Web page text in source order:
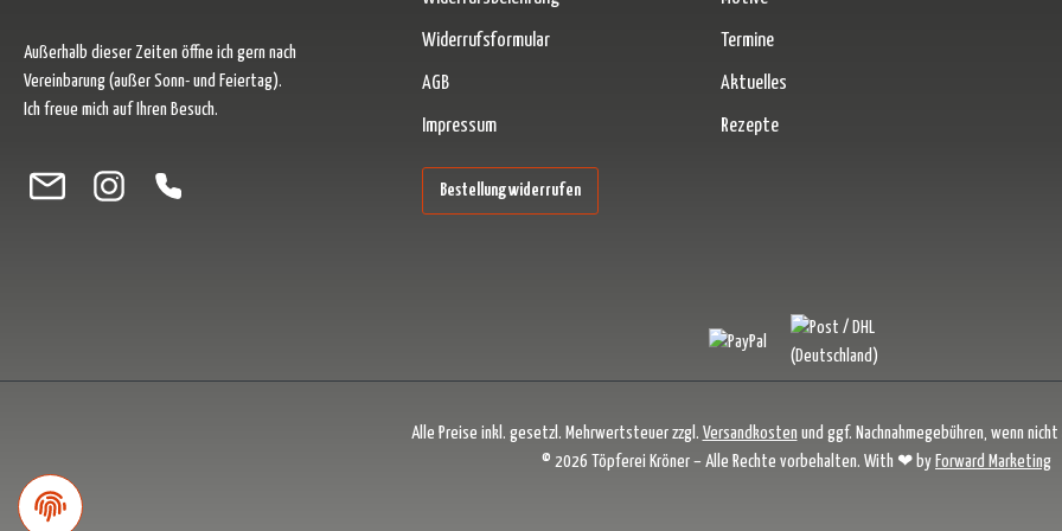
Außerhalb dieser Zeiten öffne ich gern nach
Vereinbarung (außer Sonn- und Feiertag).
Ich freue mich auf Ihren Besuch.
Besuche uns auf Facebook – öffnet in neuem Tab (externer Link)
Schau auf Instagram vorbei – öffnet in neuem Tab (externer Link)
Lass dich auf Pinterest inspirieren – öffnet in neuem Tab (externer Link)
Folge uns auf X – öffnet in neuem Tab (externer Link)
Widerrufsformular
AGB
Impressum
Bestellung widerrufen
Termine
Aktuelles
Rezepte
Alle Preise inkl. gesetzl. Mehrwertsteuer zzgl. Versandkosten und ggf. Nachnahmegebühren, wenn
© 2026 Töpferei Kröner – Alle Rechte vorbehalten. With ❤ by Forward Marketing